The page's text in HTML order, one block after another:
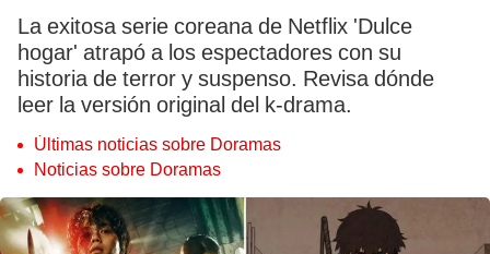
La exitosa serie coreana de Netflix 'Dulce
hogar' atrapó a los espectadores con su
historia de terror y suspenso. Revisa dónde
leer la versión original del k-drama.
Últimas noticias sobre Doramas
Noticias sobre Doramas